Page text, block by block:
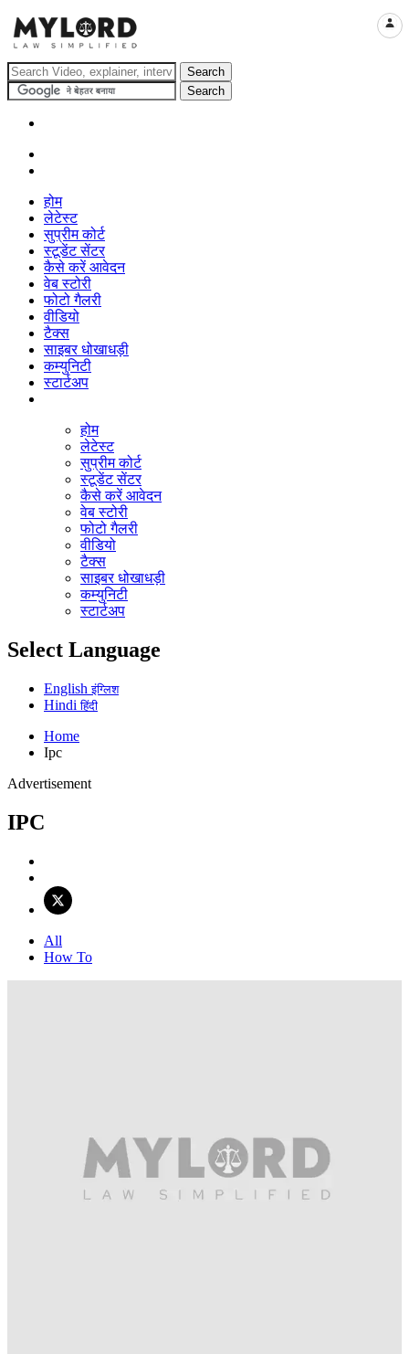
होम
लेटेस्ट
सुप्रीम कोर्ट
स्टूडेंट सेंटर
कैसे करें आवेदन
वेब स्टोरी
फोटो गैलरी
वीडियो
टैक्स
साइबर धोखाधड़ी
कम्युनिटी
स्टार्टअप
होम
लेटेस्ट
सुप्रीम कोर्ट
स्टूडेंट सेंटर
कैसे करें आवेदन
वेब स्टोरी
फोटो गैलरी
वीडियो
टैक्स
साइबर धोखाधड़ी
कम्युनिटी
स्टार्टअप
Select Language
Englishइंग्लिश
Hindiहिंदी
Home
Ipc
Advertisement
IPC
All
How To